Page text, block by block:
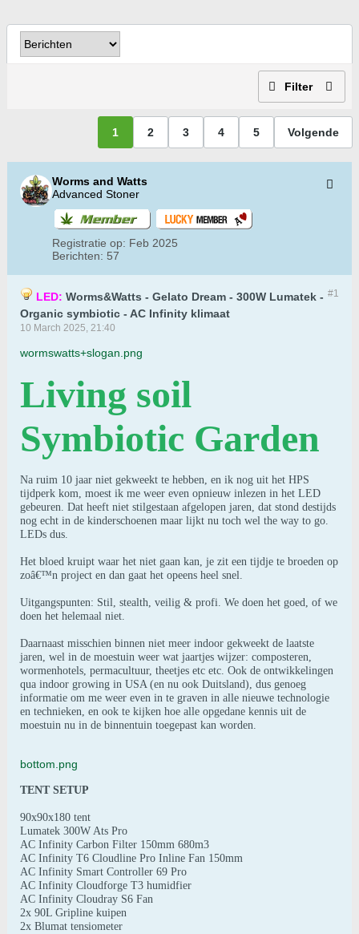
Filter
1 2 3 4 5 Volgende
Worms and Watts
Advanced Stoner
Registratie op: Feb 2025
Berichten: 57
#1
LED: Worms&Watts - Gelato Dream - 300W Lumatek -
Organic symbiotic - AC Infinity klimaat
10 March 2025, 21:40
wormswatts+slogan.png
Living soil
Symbiotic Garden
Na ruim 10 jaar niet gekweekt te hebben, en ik nog uit het HPS
tijdperk kom, moest ik me weer even opnieuw inlezen in het LED
gebeuren. Dat heeft niet stilgestaan afgelopen jaren, dat stond destijds
nog echt in de kinderschoenen maar lijkt nu toch wel the way to go.
LEDs dus.
Het bloed kruipt waar het niet gaan kan, je zit een tijdje te broeden op
zoâ€™n project en dan gaat het opeens heel snel.
Uitgangspunten: Stil, stealth, veilig & profi. We doen het goed, of we
doen het helemaal niet.
Daarnaast misschien binnen niet meer indoor gekweekt de laatste
jaren, wel in de moestuin weer wat jaartjes wijzer: composteren,
wormenhotels, permacultuur, theetjes etc etc. Ook de ontwikkelingen
qua indoor growing in USA (en nu ook Duitsland), dus genoeg
informatie om me weer even in te graven in alle nieuwe technologie
en technieken, en ook te kijken hoe alle opgedane kennis uit de
moestuin nu in de binnentuin toegepast kan worden.
bottom.png
TENT SETUP
90x90x180 tent
Lumatek 300W Ats Pro
AC Infinity Carbon Filter 150mm 680m3
AC Infinity T6 Cloudline Pro Inline Fan 150mm
AC Infinity Smart Controller 69 Pro
AC Infinity Cloudforge T3 humidfier
AC Infinity Cloudray S6 Fan
2x 90L Gripline kuipen
2x Blumat tensiometer